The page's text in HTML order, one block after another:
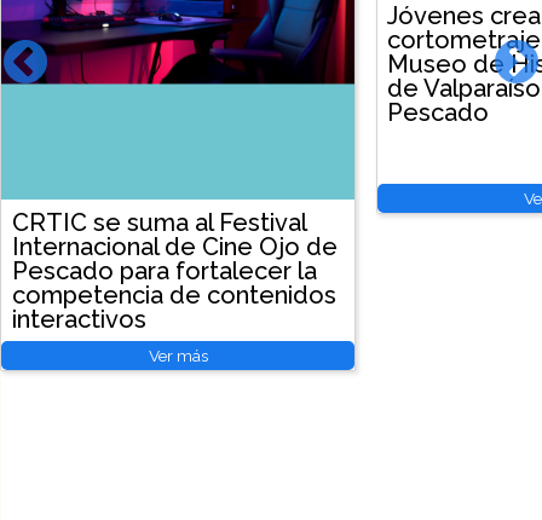
CRTIC se suma al Festival
Internacional de Cine Ojo de
Pescado para fortalecer la
competencia de contenidos
interactivos
Ver más
Jóvenes
Museo de
de
Pescado